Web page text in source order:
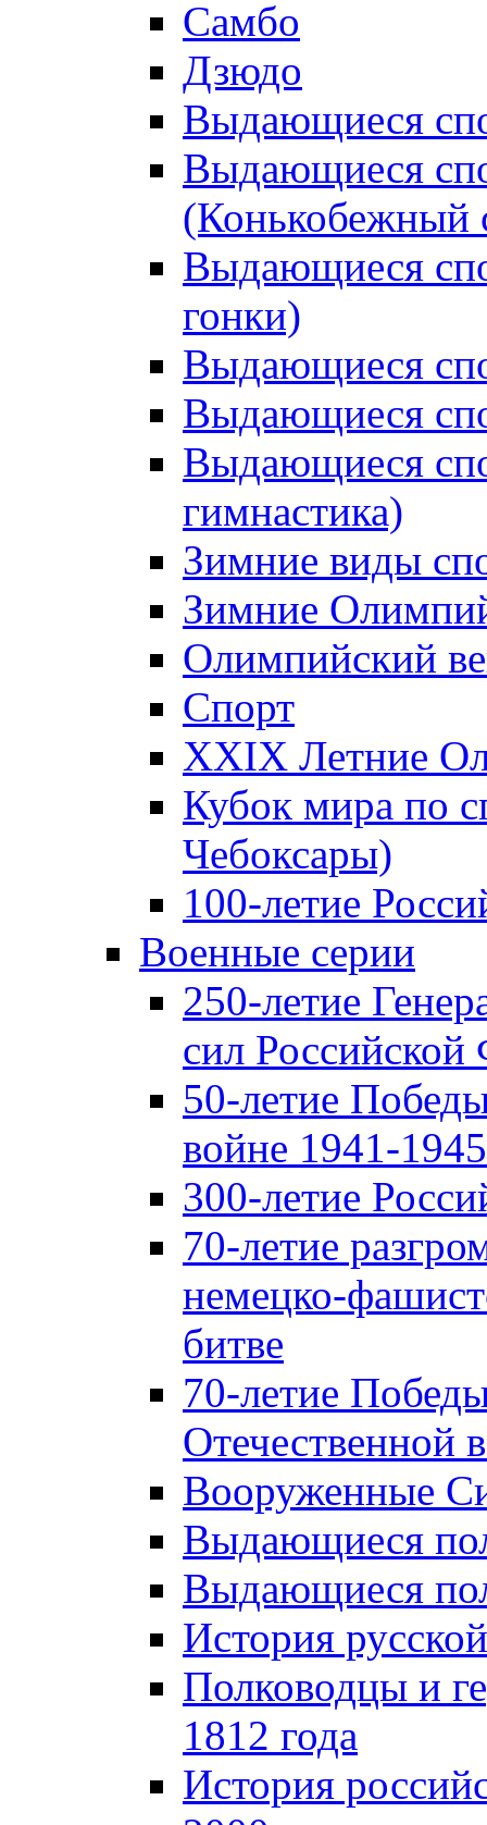
Самбо
Дзюдо
Выдающиеся
Выдающиеся
(Конькобежный
Выдающиеся
гонки)
Выдающиеся
Выдающиеся
Выдающиеся
гимнастика)
Зимние виды
Зимние
Олимпийский
Спорт
XXIX Летние
Кубок мира по
Чебоксары)
100-летие
Военные серии
250-летие
сил Российской
50-летие
войне 1941-1945
300-летие
70-летие
немецко-
битве
70-летие
Отечественной
Вооруженные
Выдающиеся
Выдающиеся
История
Полководцы и
1812 года
История